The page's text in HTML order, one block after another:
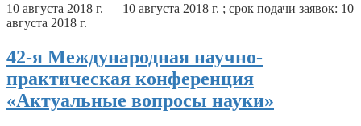
10 августа 2018 г. — 10 августа 2018 г. ; срок подачи заявок: 10
августа 2018 г.
42-я Международная научно-
практическая конференция
«Актуальные вопросы науки»